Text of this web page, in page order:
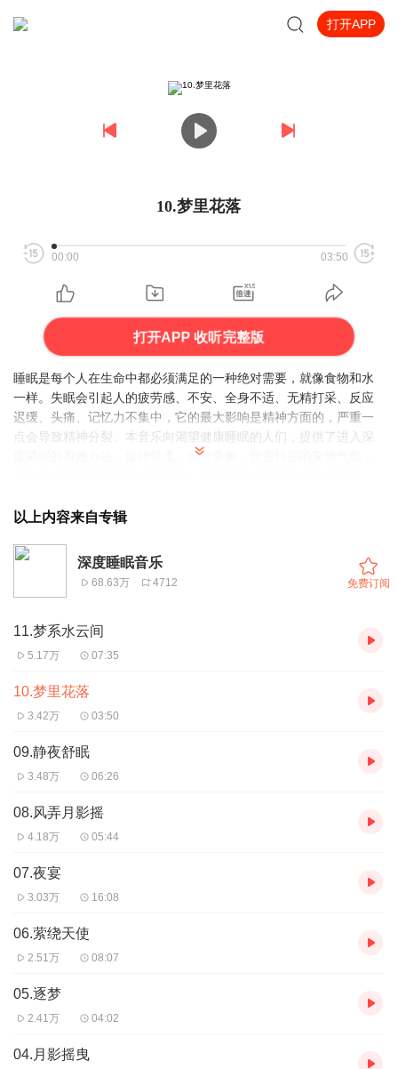
打开APP
10.梦里花落
00:00 03:50
打开APP 收听完整版
睡眠是每个人在生命中都必须满足的一种绝对需要，就像食物和水
一样。失眠会引起人的疲劳感、不安、全身不适、无精打采、反应
迟缓、头痛、记忆力不集中，它的最大影响是精神方面的，严重一
点会导致精神分裂。本音乐向渴望健康睡眠的人们，提供了进入深
度睡眠的有效办法。旋律轻柔、乐音委婉，营造特别的安然气氛，
以上内容来自专辑
深度睡眠音乐
68.63万 4712 免费订阅
11.梦系水云间
5.17万 07:35
10.梦里花落
3.42万 03:50
09.静夜舒眠
3.48万 06:26
08.风弄月影摇
4.18万 05:44
07.夜宴
3.03万 16:08
06.萦绕天使
2.51万 08:07
05.逐梦
2.41万 04:02
04.月影摇曳